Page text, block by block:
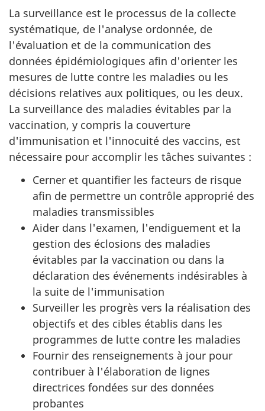
La surveillance est le processus de la collecte
systématique, de l'analyse ordonnée, de
l'évaluation et de la communication des
données épidémiologiques afin d'orienter les
mesures de lutte contre les maladies ou les
décisions relatives aux politiques, ou les deux.
La surveillance des maladies évitables par la
vaccination, y compris la couverture
d'immunisation et l'innocuité des vaccins, est
nécessaire pour accomplir les tâches suivantes :
Cerner et quantifier les facteurs de risque
afin de permettre un contrôle approprié des
maladies transmissibles
Aider dans l'examen, l'endiguement et la
gestion des éclosions des maladies
évitables par la vaccination ou dans la
déclaration des événements indésirables à
la suite de l'immunisation
Surveiller les progrès vers la réalisation des
objectifs et des cibles établis dans les
programmes de lutte contre les maladies
Fournir des renseignements à jour pour
contribuer à l'élaboration de lignes
directrices fondées sur des données
probantes